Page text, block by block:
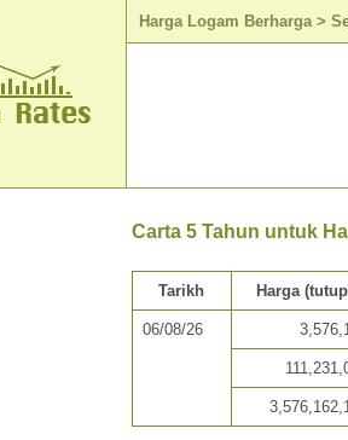
Harga Logam Berharga >
Carta 5 Tahun untuk
Tarikh Harga
06/08/26